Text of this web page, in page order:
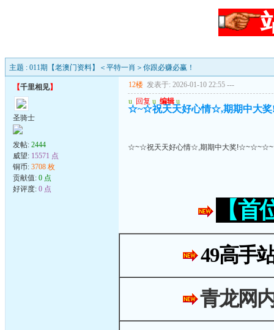
主题 : 011期【老澳门资料】＜平特一肖＞你跟必赚必赢！
【千里相见】
圣骑士
发帖: 2444
威望: 15571 点
铜币: 3708 枚
贡献值: 0 点
好评度: 0 点
12楼 发表于: 2026-01-10 22:55 ---
u 回复 u 编辑 u
☆~☆祝天天好心情☆,期期中大
☆~☆祝天天好心情☆,期期中大奖
【
49高手
青龙网